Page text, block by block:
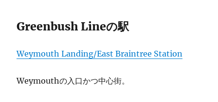
Greenbush Lineの駅
Weymouth Landing/East Braintree Station
Weymouthの入口かつ中心街。